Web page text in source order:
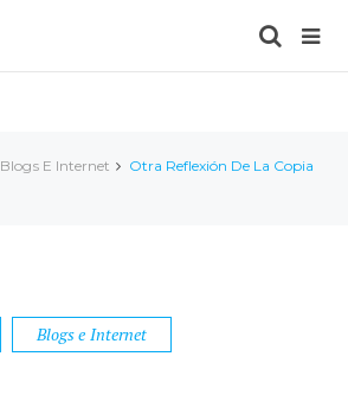
Blogs E Internet
Otra Reflexión De La Copia
Blogs e Internet